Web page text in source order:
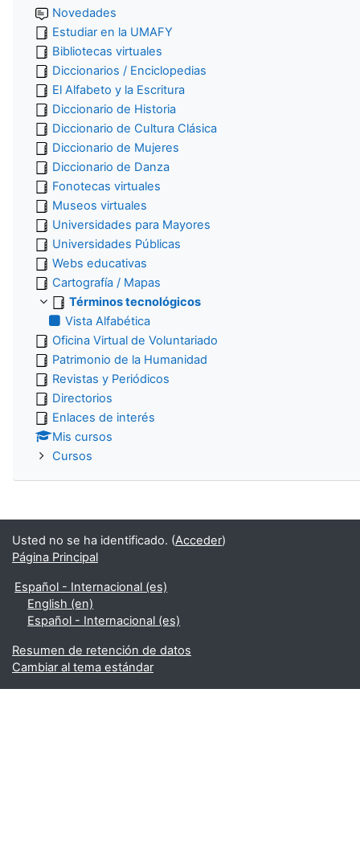
Novedades
Estudiar en la UMAFY
Bibliotecas virtuales
Diccionarios / Enciclopedias
El Alfabeto y la Escritura
Diccionario de Historia
Diccionario de Cultura Clásica
Diccionario de Mujeres
Diccionario de Danza
Fonotecas virtuales
Museos virtuales
Universidades para Mayores
Universidades Públicas
Webs educativas
Cartografía / Mapas
Términos tecnológicos
Vista Alfabética
Oficina Virtual de Voluntariado
Patrimonio de la Humanidad
Revistas y Periódicos
Directorios
Enlaces de interés
Mis cursos
Cursos
Usted no se ha identificado. (Acceder)
Página Principal
Español - Internacional ‎(es)‎
English ‎(en)‎
Español - Internacional ‎(es)‎
Resumen de retención de datos
Cambiar al tema estándar